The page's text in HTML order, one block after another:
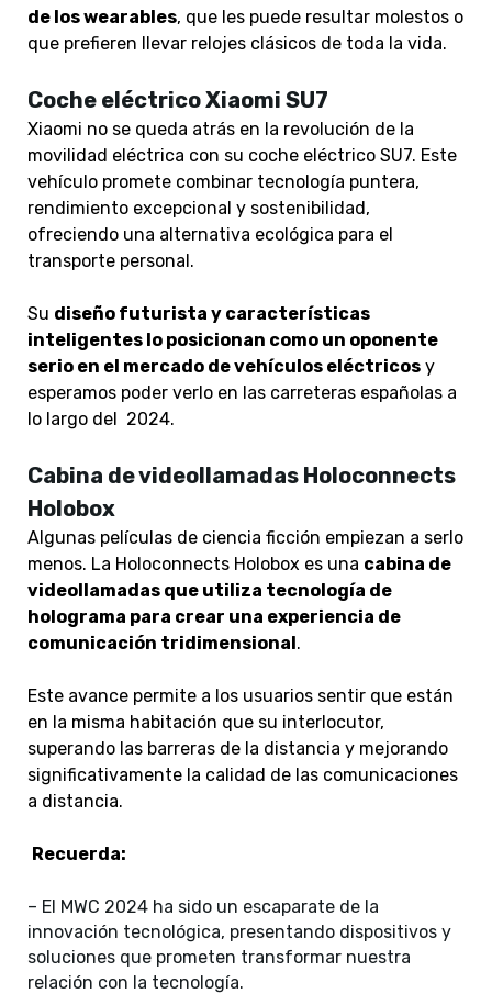
de los wearables, que les puede resultar molestos o
que prefieren llevar relojes clásicos de toda la vida.
Coche eléctrico Xiaomi SU7
Xiaomi no se queda atrás en la revolución de la
movilidad eléctrica con su coche eléctrico SU7. Este
vehículo promete combinar tecnología puntera,
rendimiento excepcional y sostenibilidad,
ofreciendo una alternativa ecológica para el
transporte personal.
Su diseño futurista y características
inteligentes lo posicionan como un oponente
serio en el mercado de vehículos eléctricos y
esperamos poder verlo en las carreteras españolas a
lo largo del 2024.
Cabina de videollamadas Holoconnects
Holobox
Algunas películas de ciencia ficción empiezan a serlo
menos. La Holoconnects Holobox es una cabina de
videollamadas que utiliza tecnología de
holograma para crear una experiencia de
comunicación tridimensional.
Este avance permite a los usuarios sentir que están
en la misma habitación que su interlocutor,
superando las barreras de la distancia y mejorando
significativamente la calidad de las comunicaciones
a distancia.
Recuerda:
– El MWC 2024 ha sido un escaparate de la
innovación tecnológica, presentando dispositivos y
soluciones que prometen transformar nuestra
relación con la tecnología.